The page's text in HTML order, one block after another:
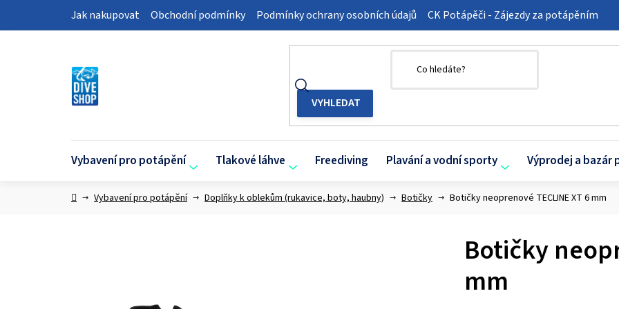
Jak nakupovat Obchodní podmínky Podmínky ochrany osobních údajů CK Potápěči - Zájezdy za potápěním
Vybavení pro potápění Tlakové láhve Freediving Plavání a vodní sporty Výprodej a bazár
DomůVybavení pro potápění Doplňky k oblekům (rukavice, boty, haubny) Botičky Botičky neoprenové TECLINE XT 6 mm
Botičky
mm